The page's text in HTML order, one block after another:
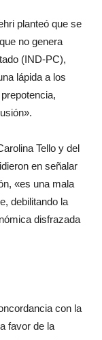
planteó que se
no genera
(IND-PC),
lápida a los
Tello y del
en señalar
«es una mala
debilitando la
disfrazada
con la
favor de la